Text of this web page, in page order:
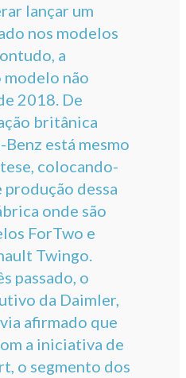
lançar um
nos modelos
a
modelo não
2018. De
britânica
está mesmo
colocando-
dessa
onde são
ForTwo e
Twingo.
passado, o
da Daimler,
afirmado que
a iniciativa de
o segmento dos